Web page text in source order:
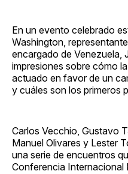
En un evento celebrado
Washington,
encargado de Venezuela,
impresiones sobre cómo
actuado en favor de un
y cuáles son los primeros
Carlos Vecchio, Gustavo
Manuel Olivares y Lester
una serie de encuentros
Conferencia Internacional